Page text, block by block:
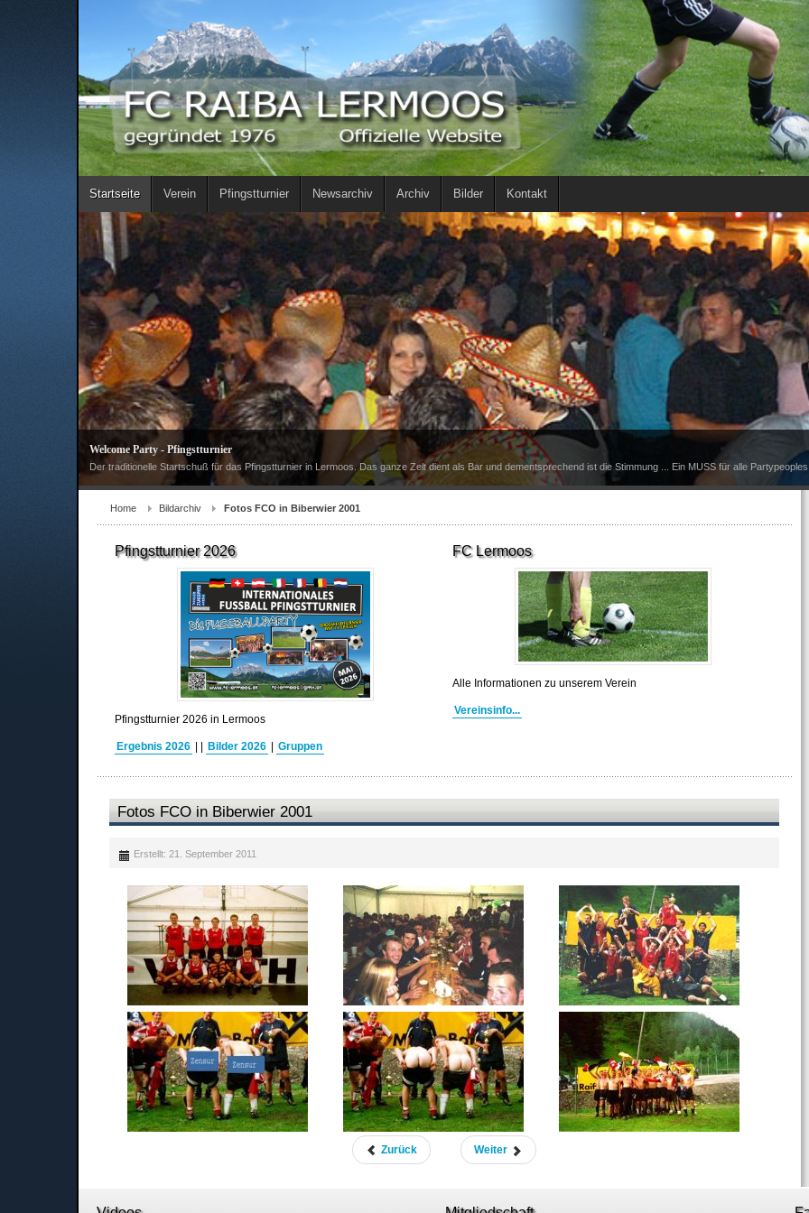
Startseite Verein Pfingstturnier Newsarchiv Archiv Bilder Kontakt
Welcome Party - Pfingstturnier
Der traditionelle Startschuß für das Pfingstturnier in Lermoos. Das ganze Zelt dient als Bar und dementsprechend ist die Stimmung ... Ein MUSS für alle
Home Bildarchiv Fotos FCO in Biberwier 2001
Pfingstturnier 2026
Pfingstturnier 2026 in Lermoos
Ergebnis 2026 Bilder 2026 Gruppen
FC Lermoos
Alle Informationen zu unserem Verein
Vereinsinfo...
Fotos FCO in Biberwier 2001
Erstellt: 21. September 2011
Zurück Weiter